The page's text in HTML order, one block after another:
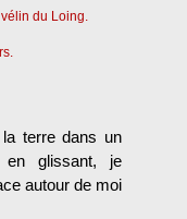
du Loing.
terre dans un
en glissant, je
autour de moi